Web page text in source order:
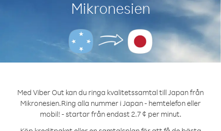
Mikronesien
Med Viber Out kan du ringa kvalitetssamtal till Japan från
Mikronesien.Ring alla nummer i Japan - hemtelefon eller
mobil! - startar från endast 2.7 ¢ per minut.